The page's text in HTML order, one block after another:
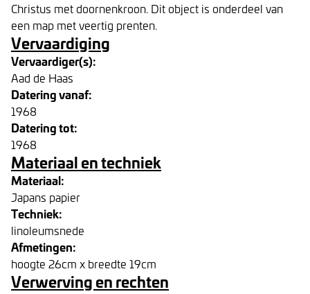
Christus met doornenkroon. Dit object is onderdeel van
een map met veertig prenten.
Vervaardiging
Vervaardiger(s):
Aad de Haas
Datering vanaf:
1968
Datering tot:
1968
Materiaal en techniek
Materiaal:
Japans papier
Techniek:
linoleumsnede
Afmetingen:
hoogte 26cm x breedte 19cm
Verwerving en rechten